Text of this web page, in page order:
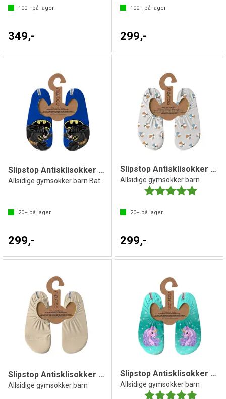
100+ på lager
349,-
100+på lager
299,-
Slipstop Antisklisokker BatMode
20+ på lager
299,-
Slipstop Antisklisokker Beachbal
Allsidige gymsokker barn
Karakter:
20+på lager
299,-
Slipstop Antisklisokker Beige Jr
Allsidige gymsokker barn
Slipstop Antisklisokker Bellissima
Allsidige gymsokker barn
Karakter: